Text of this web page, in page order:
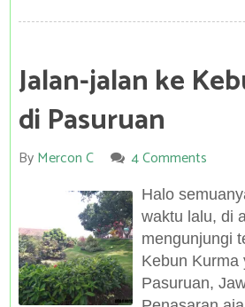
Jalan-jalan ke
di Pasuruan
ByMercon C 4 Comments
Halo
waktu lalu, di
mengunjungi
Kebun Kurma
Pasuruan,